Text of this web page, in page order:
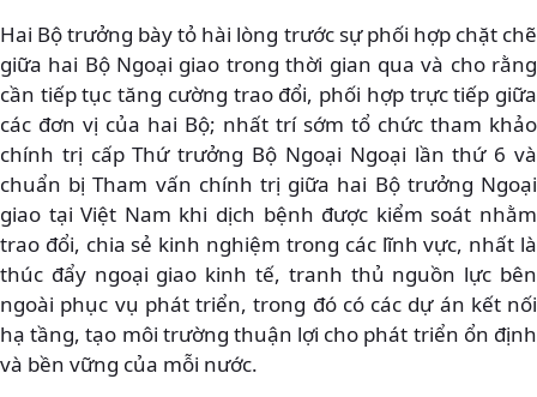
Hai Bộ trưởng bày tỏ hài lòng trước sự phối hợp chặt chẽ
giữa hai Bộ Ngoại giao trong thời gian qua và cho rằng
cần tiếp tục tăng cường trao đổi, phối hợp trực tiếp giữa
các đơn vị của hai Bộ; nhất trí sớm tổ chức tham khảo
chính trị cấp Thứ trưởng Bộ Ngoại Ngoại lần thứ 6 và
chuẩn bị Tham vấn chính trị giữa hai Bộ trưởng Ngoại
giao tại Việt Nam khi dịch bệnh được kiểm soát nhằm
trao đổi, chia sẻ kinh nghiệm trong các lĩnh vực, nhất là
thúc đẩy ngoại giao kinh tế, tranh thủ nguồn lực bên
ngoài phục vụ phát triển, trong đó có các dự án kết nối
hạ tầng, tạo môi trường thuận lợi cho phát triển ổn định
và bền vững của mỗi nước.